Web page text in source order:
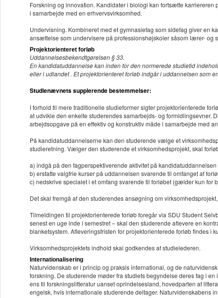
Forskning og innovation. Kandidater i biologi kan fortsætte
i samarbejde med en erhvervsvirksomhed.
Undervisning. Kombineret med et gymnasiefag som sidefag giver en
ansættelse som undervisere på professionshøjskoler såsom lærer- og
Projektorienteret forløb
Uddannelsesbekendtgørelsen § 33.
En kandidatuddannelse kan inden for den normerede studietid
eller i udlandet . Et projektorienteret forløb indgår i uddannelsen som
Studienævnets supplerende bestemmelser:
I forhold til mere traditionelle studieformer sigter projektorienterede
at udvikle den enkelte studerendes samarbejds- og formidlingsevner.
arbejdsopgave på en effektiv og konstruktiv måde i samarbejde med
På kandidatuddannelserne kan den studerende vælge et
studieretning. Vælger den studerende et virksomhedsprojekt, skal
a) indgå på den fagperspektiverende aktivitet på kandidatuddannelsen
b) erstatte valgfrie kurser på uddannelsen svarende til omfanget af
c) nedskrive specialet i et omfang svarende til forløbet (gælder kun for
Det skal fremgå af den studerendes ansøgning om
Tilmeldingen til projektorienterede forløb foregår via SDU Student
senest en uge inde i semestret – skal den studerende aflevere en
blanketsystem. Afleveringsfristen for projektorienterede forløb findes i
Virksomhedsprojektets indhold skal godkendes af studielederen.
Internationalisering
Naturvidenskab er i princip og praksis international, og de
forskning. De studerende møder fra studiets begyndelse deres fag i
ens til forskningslitteratur uanset oprindelsesland, hovedparten af
engelsk, hvis internationale studerende deltager. Naturvidenskabens